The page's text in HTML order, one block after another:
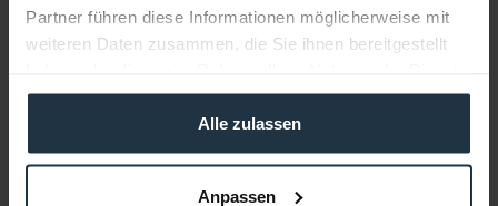
Partner führen diese Informationen möglicherweise mit
weiteren Daten zusammen, die Sie ihnen bereitgestellt
gesammelt haben.
Alle zulassen
Anpassen
Weitere Artikel von Blackmagic Design ansehen